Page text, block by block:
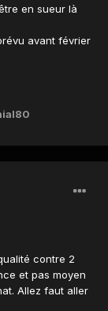
en sueur là
avant février
contre 2
et pas moyen
Allez faut aller